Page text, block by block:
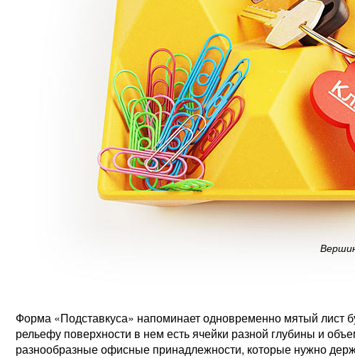
Форма «Подставкуса» напоминает одновременно мятый лист
рельефу поверхности в нем есть ячейки разной глубины и
разнообразные офисные принадлежности, которые нужно